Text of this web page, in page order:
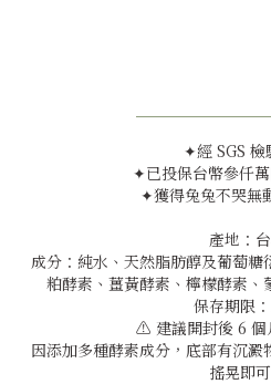
✦經 SGS 檢
✦已投保台幣參仟
✦獲得兔兔不哭無
產地：
成分： 純水、天然脂肪醇及葡萄
粕酵素、薑黃酵素、檸檬酵素
保存期限
⚠️ 建議開封後 6 個
因添加多種酵素成分，底部有沉
搖晃即可